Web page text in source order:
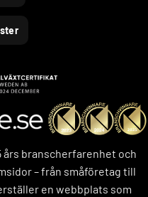
års branscherfarenhet och
– från småföretag till
en webbplats som